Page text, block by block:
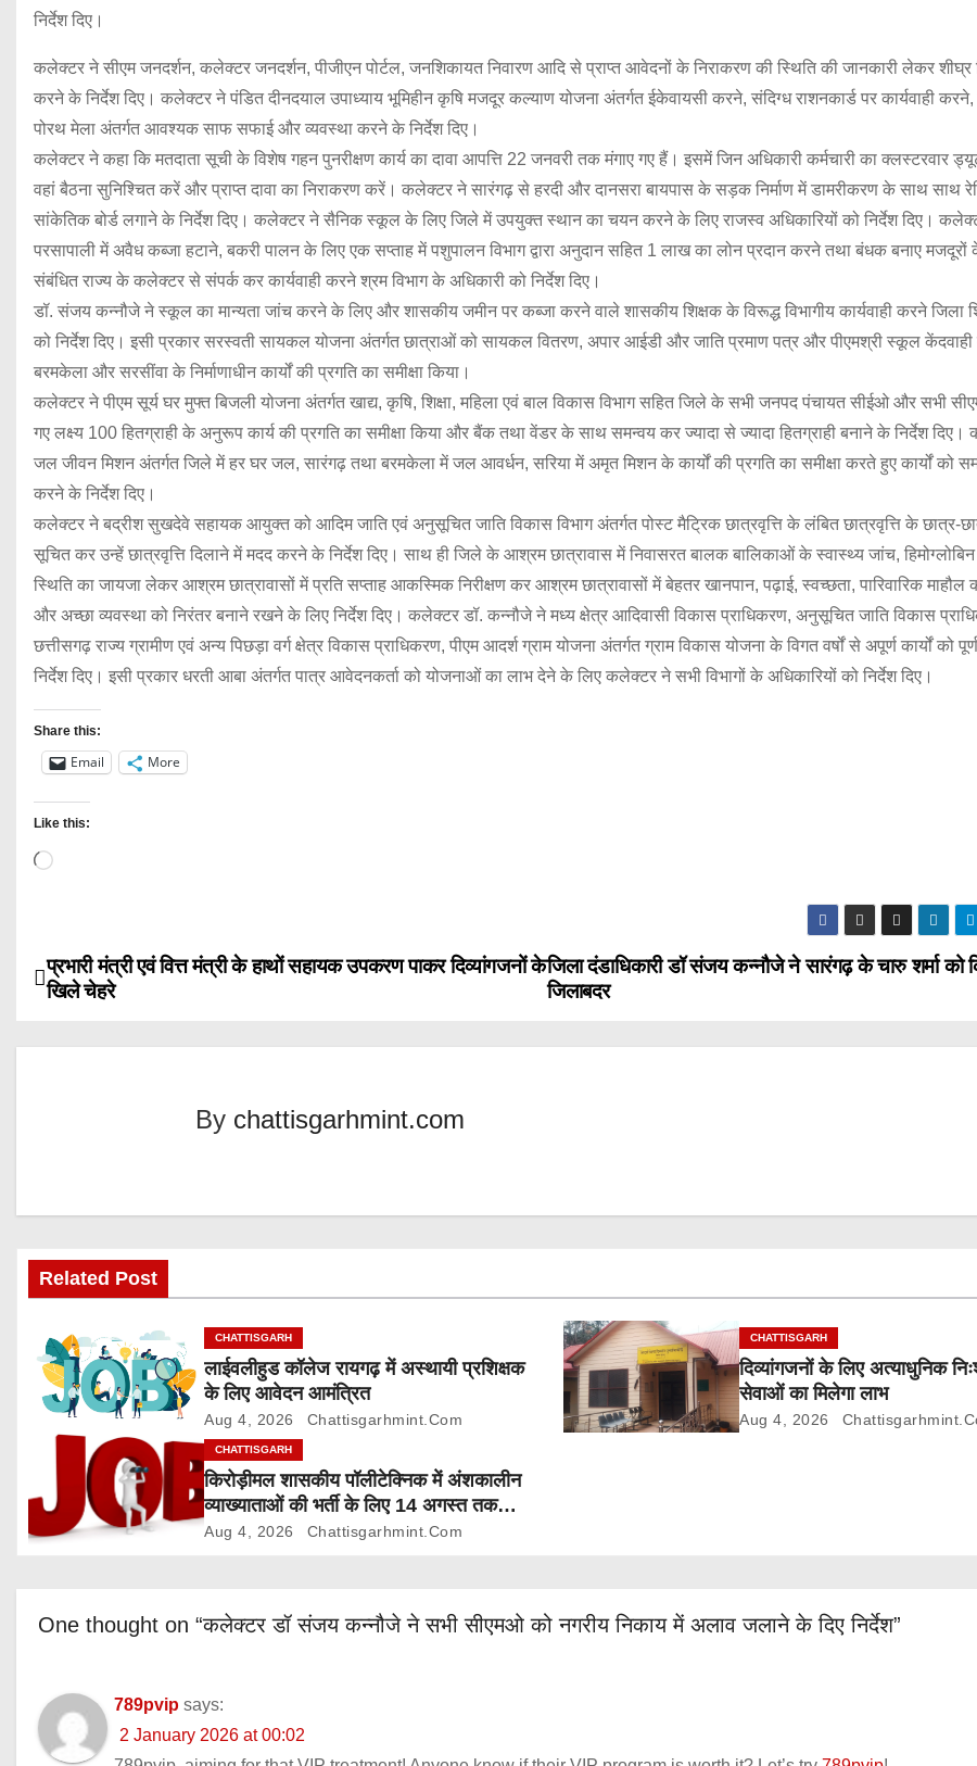
निर्देश दिए।
कलेक्टर ने सीएम जनदर्शन, कलेक्टर जनदर्शन, पीजीएन पोर्टल, जनशिकायत निवारण आदि से प्राप्त आवेदनों के निराकरण की स्थिति की जानकारी लेकर शीघ्र
करने के निर्देश दिए। कलेक्टर ने पंडित दीनदयाल उपाध्याय भूमिहीन कृषि मजदूर कल्याण योजना अंतर्गत ईकेवायसी करने, संदिग्ध राशनकार्ड पर कार्यवाही करने,
पोरथ मेला अंतर्गत आवश्यक साफ सफाई और व्यवस्था करने के निर्देश दिए।
कलेक्टर ने कहा कि मतदाता सूची के विशेष गहन पुनरीक्षण कार्य का दावा आपत्ति 22 जनवरी तक मंगाए गए हैं। इसमें जिन अधिकारी कर्मचारी का क्लस्टरवार
वहां बैठना सुनिश्चित करें और प्राप्त दावा का निराकरण करें। कलेक्टर ने सारंगढ़ से हरदी और दानसरा बायपास के सड़क निर्माण में डामरीकरण के साथ साथ
सांकेतिक बोर्ड लगाने के निर्देश दिए। कलेक्टर ने सैनिक स्कूल के लिए जिले में उपयुक्त स्थान का चयन करने के लिए राजस्व अधिकारियों को निर्देश दिए।
परसापाली में अवैध कब्जा हटाने, बकरी पालन के लिए एक सप्ताह में पशुपालन विभाग द्वारा अनुदान सहित 1 लाख का लोन प्रदान करने तथा बंधक बनाए
संबंधित राज्य के कलेक्टर से संपर्क कर कार्यवाही करने श्रम विभाग के अधिकारी को निर्देश दिए।
डॉ. संजय कन्नौजे ने स्कूल का मान्यता जांच करने के लिए और शासकीय जमीन पर कब्जा करने वाले शासकीय शिक्षक के विरूद्ध विभागीय कार्यवाही करने जिला
को निर्देश दिए। इसी प्रकार सरस्वती सायकल योजना अंतर्गत छात्राओं को सायकल वितरण, अपार आईडी और जाति प्रमाण पत्र और पीएमश्री स्कूल केंदवाही
बरमकेला और सरसींवा के निर्माणाधीन कार्यों की प्रगति का समीक्षा किया।
कलेक्टर ने पीएम सूर्य घर मुफ्त बिजली योजना अंतर्गत खाद्य, कृषि, शिक्षा, महिला एवं बाल विकास विभाग सहित जिले के सभी जनपद पंचायत सीईओ और सभी
गए लक्ष्य 100 हितग्राही के अनुरूप कार्य की प्रगति का समीक्षा किया और बैंक तथा वेंडर के साथ समन्वय कर ज्यादा से ज्यादा हितग्राही बनाने के निर्देश
जल जीवन मिशन अंतर्गत जिले में हर घर जल, सारंगढ़ तथा बरमकेला में जल आवर्धन, सरिया में अमृत मिशन के कार्यों की प्रगति का समीक्षा करते हुए कार्यों को
करने के निर्देश दिए।
कलेक्टर ने बद्रीश सुखदेवे सहायक आयुक्त को आदिम जाति एवं अनुसूचित जाति विकास विभाग अंतर्गत पोस्ट मैट्रिक छात्रवृत्ति के लंबित छात्रवृत्ति के छात्र-
सूचित कर उन्हें छात्रवृत्ति दिलाने में मदद करने के निर्देश दिए। साथ ही जिले के आश्रम छात्रावास में निवासरत बालक बालिकाओं के स्वास्थ्य जांच,
स्थिति का जायजा लेकर आश्रम छात्रावासों में प्रति सप्ताह आकस्मिक निरीक्षण कर आश्रम छात्रावासों में बेहतर खानपान, पढ़ाई, स्वच्छता, पारिवारिक माहौल
और अच्छा व्यवस्था को निरंतर बनाने रखने के लिए निर्देश दिए। कलेक्टर डॉ. कन्नौजे ने मध्य क्षेत्र आदिवासी विकास प्राधिकरण, अनुसूचित जाति विकास
छत्तीसगढ़ राज्य ग्रामीण एवं अन्य पिछड़ा वर्ग क्षेत्र विकास प्राधिकरण, पीएम आदर्श ग्राम योजना अंतर्गत ग्राम विकास योजना के विगत वर्षों से अपूर्ण कार्यों को
निर्देश दिए। इसी प्रकार धरती आबा अंतर्गत पात्र आवेदनकर्ता को योजनाओं का लाभ देने के लिए कलेक्टर ने सभी विभागों के अधिकारियों को निर्देश दिए।
Share this:
Email More
Like this:
L
i
P
i
g
a
o
जिला दंडाधिकारी डॉ संजय कन्नौजे ने सारंगढ़ के चारु शर्मा को
जिलाबदर
प्रभारी मंत्री एवं वित्त मंत्री के हाथों सहायक उपकरण पाकर दिव्यांगजनों के
खिले चेहरे
By chattisgarhmint.com
Related Post
CHATTISGARH
लाईवलीहुड कॉलेज रायगढ़ में अस्थायी प्रशिक्षक
के लिए आवेदन आमंत्रित
Aug 4, 2026 Chattisgarhmint.com
CHATTISGARH
दिव्यांगजनों के लिए अत्याधुनिक
सेवाओं का मिलेगा लाभ
Aug 4, 2026
CHATTISGARH
किरोड़ीमल शासकीय पॉलीटेक्निक में अंशकालीन
व्याख्याताओं की भर्ती के लिए 14 अगस्त तक
आवेदन आमंत्रित
Aug 4, 2026 Chattisgarhmint.com
One thought on “कलेक्टर डॉ संजय कन्नौजे ने सभी सीएमओ को नगरीय निकाय में अलाव जलाने के दिए निर्देश”
789pvip says:
2 January 2026 at 00:02